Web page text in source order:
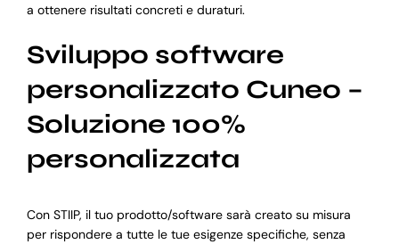
a ottenere risultati concreti e duraturi.
Sviluppo software
personalizzato Cuneo –
Soluzione 100%
personalizzata
Con STIIP, il tuo prodotto/software sarà creato su misura
per rispondere a tutte le tue esigenze specifiche, senza